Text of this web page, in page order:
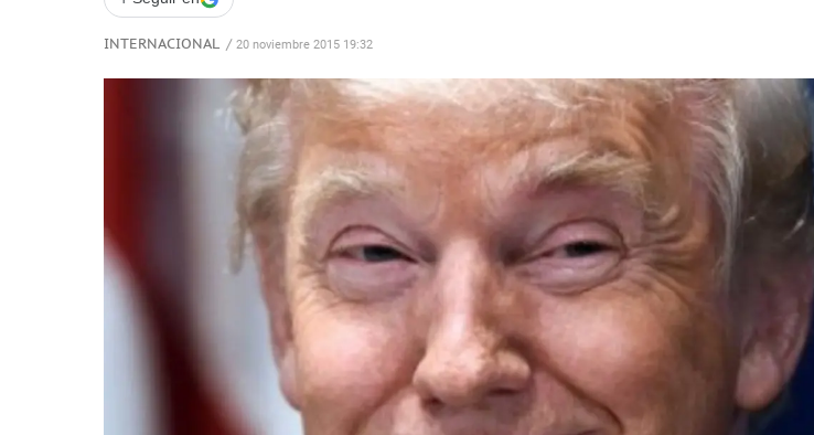
INTERNACIONAL / 20 noviembre 2015 19:32